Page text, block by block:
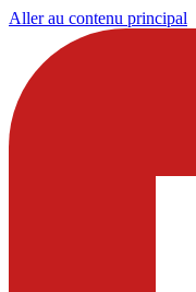
Aller au contenu principal